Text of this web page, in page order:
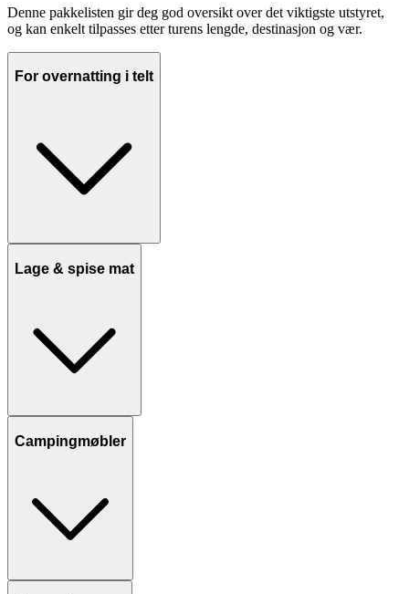
Denne pakkelisten gir deg god oversikt over det viktigste utstyret,
og kan enkelt tilpasses etter turens lengde, destinasjon og vær.
For overnatting i telt
Lage & spise mat
Campingmøbler